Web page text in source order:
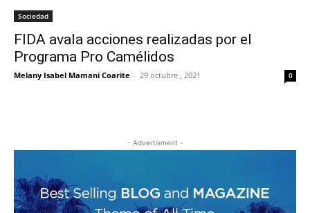
Sociedad
FIDA avala acciones realizadas por el
Programa Pro Camélidos
Melany Isabel Mamani Coarite - 29 octubre , 2021 0
- Advertisment -